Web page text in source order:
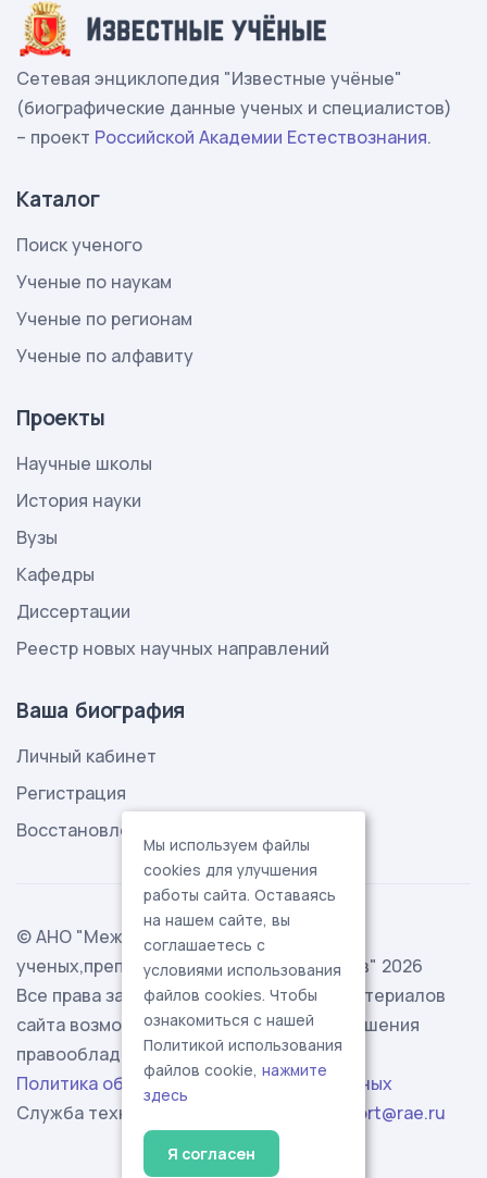
Сетевая энциклопедия "Известные учёные"
(биографические данные ученых и специалистов)
– проект Российской Академии Естествознания.
Каталог
Поиск ученого
Ученые по наукам
Ученые по регионам
Ученые по алфавиту
Проекты
Научные школы
История науки
Вузы
Кафедры
Диссертации
Реестр новых научных направлений
Ваша биография
Личный кабинет
Регистрация
Восстановление пароля
© АНО "Международная ассоциация
ученых,преподавателей и специалистов" 2026
Все права защищены. Использование материалов
сайта возможно исключительно с разрешения
правообладателя.
Политика обработки персональных данных
Служба технической поддержки -
support@rae.ru
Мы используем файлы
cookies для улучшения
работы сайта. Оставаясь
на нашем сайте, вы
соглашаетесь с
условиями использования
файлов cookies. Чтобы
ознакомиться с нашей
Политикой использования
файлов cookie, нажмите
здесь
Я согласен